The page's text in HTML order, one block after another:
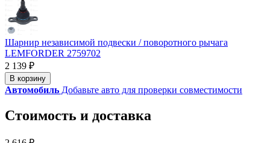
Шарнир независимой подвески / поворотного рычага
LEMFORDER 2759702
2 139 ₽
В корзину
Автомобиль Добавьте авто для проверки совместимости
Стоимость и доставка